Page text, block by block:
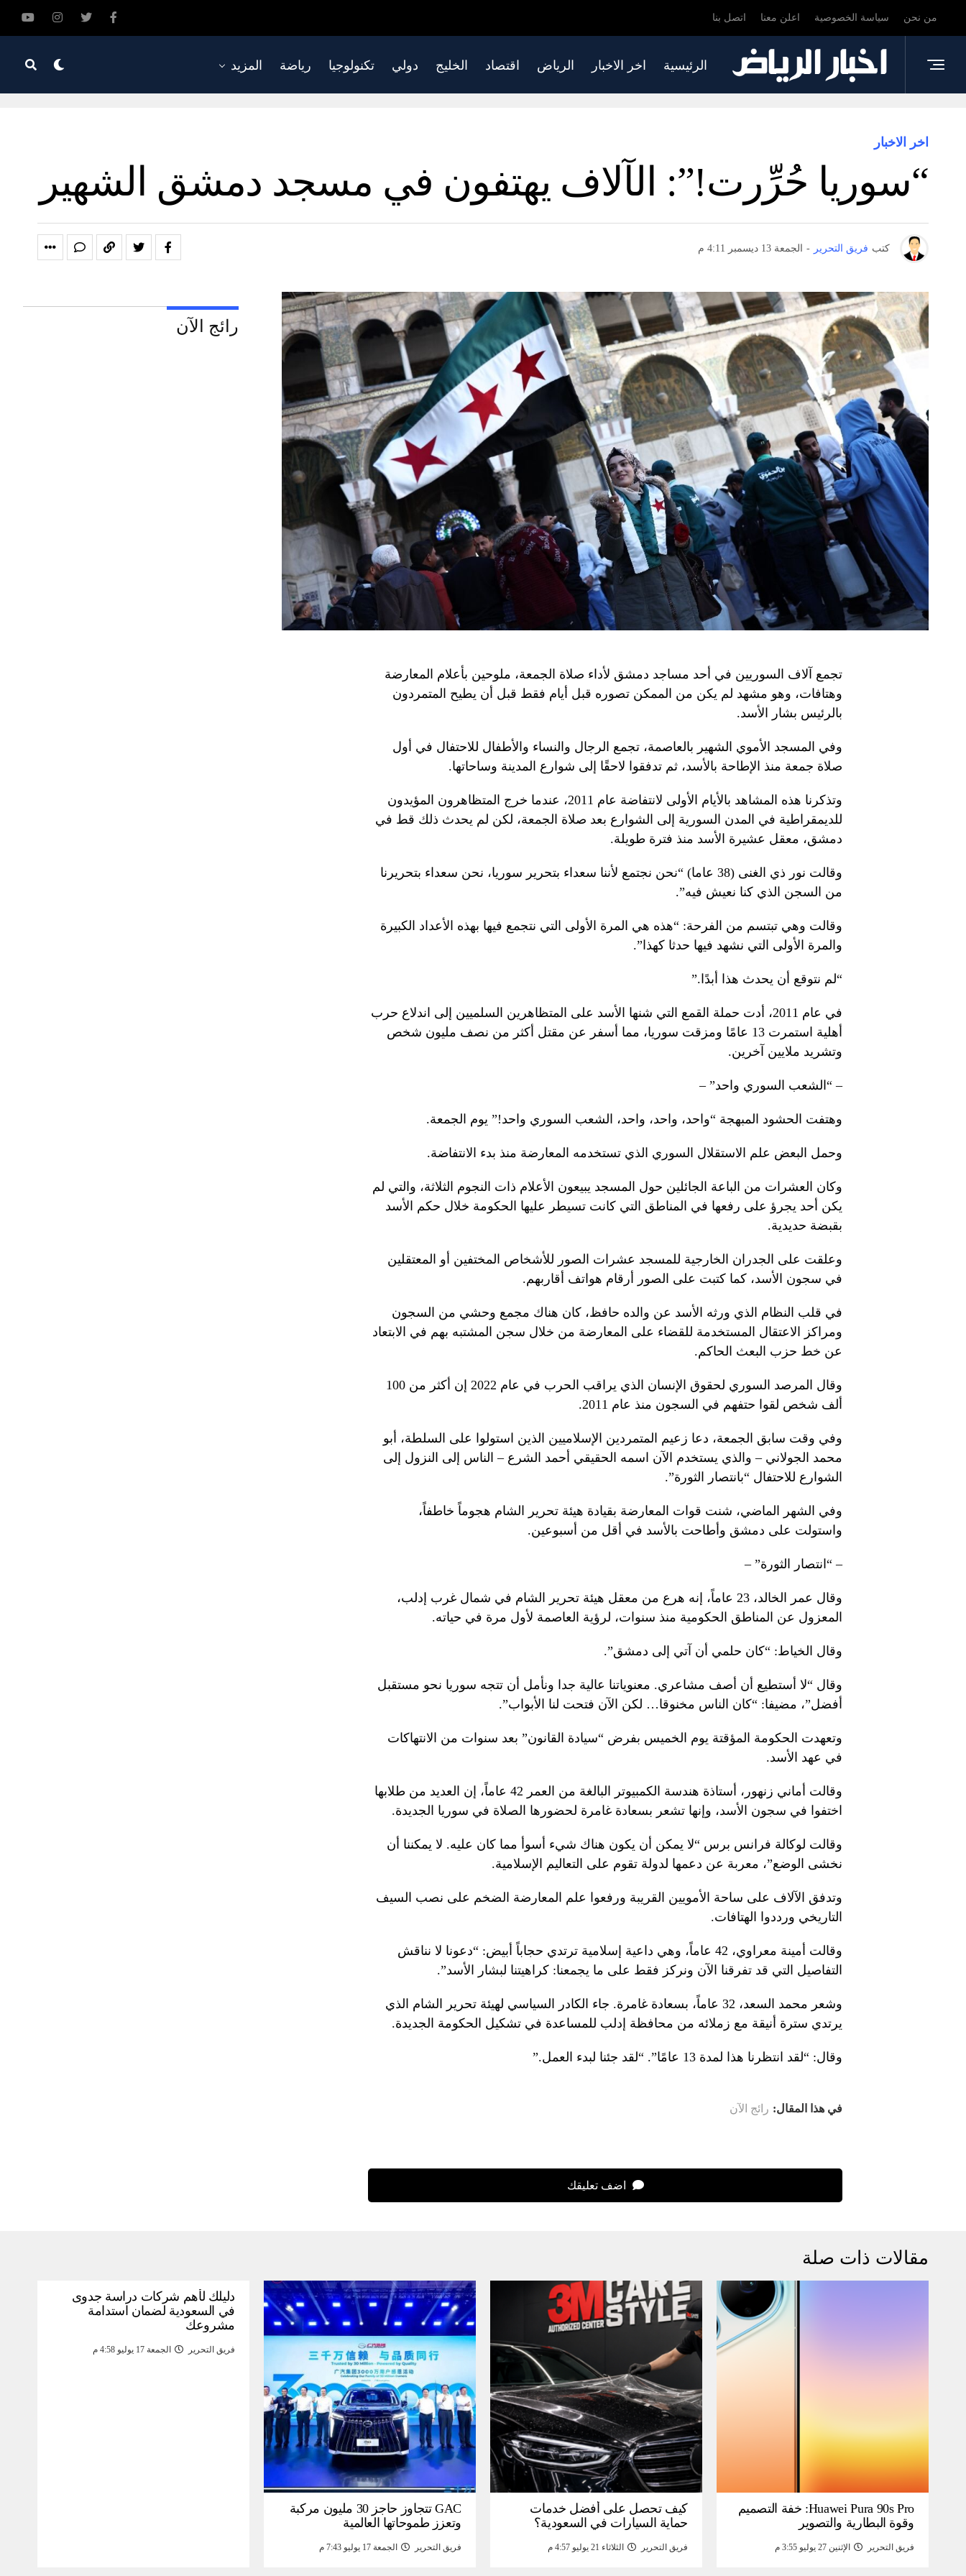
من نحن سياسة الخصوصية اعلن معنا اتصل بنا
الرئيسية اخر الاخبار الرياض اقتصاد الخليج دولي تكنولوجيا رياضة المزيد
اخر الاخبار
“سوريا حُرِّرت!”: الآلاف يهتفون في مسجد دمشق الشهير
كتب فريق التحرير - الجمعة 13 ديسمبر 4:11 م
تجمع آلاف السوريين في أحد مساجد دمشق لأداء صلاة الجمعة، ملوحين بأعلام المعارضة
وهتافات، وهو مشهد لم يكن من الممكن تصوره قبل أيام فقط قبل أن يطيح المتمردون
بالرئيس بشار الأسد.
وفي المسجد الأموي الشهير بالعاصمة، تجمع الرجال والنساء والأطفال للاحتفال في أول
صلاة جمعة منذ الإطاحة بالأسد، ثم تدفقوا لاحقًا إلى شوارع المدينة وساحاتها.
وتذكرنا هذه المشاهد بالأيام الأولى لانتفاضة عام 2011، عندما خرج المتظاهرون المؤيدون
للديمقراطية في المدن السورية إلى الشوارع بعد صلاة الجمعة، لكن لم يحدث ذلك قط في
دمشق، معقل عشيرة الأسد منذ فترة طويلة.
وقالت نور ذي الغنى (38 عاما) “نحن نجتمع لأننا سعداء بتحرير سوريا، نحن سعداء بتحريرنا
من السجن الذي كنا نعيش فيه”.
وقالت وهي تبتسم من الفرحة: “هذه هي المرة الأولى التي نتجمع فيها بهذه الأعداد الكبيرة
والمرة الأولى التي نشهد فيها حدثا كهذا”.
“لم نتوقع أن يحدث هذا أبدًا.”
في عام 2011، أدت حملة القمع التي شنها الأسد على المتظاهرين السلميين إلى اندلاع حرب
أهلية استمرت 13 عامًا ومزقت سوريا، مما أسفر عن مقتل أكثر من نصف مليون شخص
وتشريد ملايين آخرين.
– “الشعب السوري واحد” –
وهتفت الحشود المبهجة “واحد، واحد، واحد، الشعب السوري واحد!” يوم الجمعة.
وحمل البعض علم الاستقلال السوري الذي تستخدمه المعارضة منذ بدء الانتفاضة.
وكان العشرات من الباعة الجائلين حول المسجد يبيعون الأعلام ذات النجوم الثلاثة، والتي لم
يكن أحد يجرؤ على رفعها في المناطق التي كانت تسيطر عليها الحكومة خلال حكم الأسد
بقبضة حديدية.
وعلقت على الجدران الخارجية للمسجد عشرات الصور للأشخاص المختفين أو المعتقلين
في سجون الأسد، كما كتبت على الصور أرقام هواتف أقاربهم.
في قلب النظام الذي ورثه الأسد عن والده حافظ، كان هناك مجمع وحشي من السجون
ومراكز الاعتقال المستخدمة للقضاء على المعارضة من خلال سجن المشتبه بهم في الابتعاد
عن خط حزب البعث الحاكم.
وقال المرصد السوري لحقوق الإنسان الذي يراقب الحرب في عام 2022 إن أكثر من 100
ألف شخص لقوا حتفهم في السجون منذ عام 2011.
وفي وقت سابق الجمعة، دعا زعيم المتمردين الإسلاميين الذين استولوا على السلطة، أبو
محمد الجولاني – والذي يستخدم الآن اسمه الحقيقي أحمد الشرع – الناس إلى النزول إلى
الشوارع للاحتفال “بانتصار الثورة”.
وفي الشهر الماضي، شنت قوات المعارضة بقيادة هيئة تحرير الشام هجوماً خاطفاً،
واستولت على دمشق وأطاحت بالأسد في أقل من أسبوعين.
– “انتصار الثورة” –
وقال عمر الخالد، 23 عاماً، إنه هرع من معقل هيئة تحرير الشام في شمال غرب إدلب،
المعزول عن المناطق الحكومية منذ سنوات، لرؤية العاصمة لأول مرة في حياته.
وقال الخياط: “كان حلمي أن آتي إلى دمشق”.
وقال “لا أستطيع أن أصف مشاعري. معنوياتنا عالية جدا ونأمل أن تتجه سوريا نحو مستقبل
أفضل”، مضيفا: “كان الناس مخنوقا… لكن الآن فتحت لنا الأبواب”.
وتعهدت الحكومة المؤقتة يوم الخميس بفرض “سيادة القانون” بعد سنوات من الانتهاكات
في عهد الأسد.
وقالت أماني زنهور، أستاذة هندسة الكمبيوتر البالغة من العمر 42 عاماً، إن العديد من طلابها
اختفوا في سجون الأسد، وإنها تشعر بسعادة غامرة لحضورها الصلاة في سوريا الجديدة.
وقالت لوكالة فرانس برس “لا يمكن أن يكون هناك شيء أسوأ مما كان عليه. لا يمكننا أن
نخشى الوضع”، معربة عن دعمها لدولة تقوم على التعاليم الإسلامية.
وتدفق الآلاف على ساحة الأمويين القريبة ورفعوا علم المعارضة الضخم على نصب السيف
التاريخي ورددوا الهتافات.
وقالت أمينة معراوي، 42 عاماً، وهي داعية إسلامية ترتدي حجاباً أبيض: “دعونا لا نناقش
التفاصيل التي قد تفرقنا الآن ونركز فقط على ما يجمعنا: كراهيتنا لبشار الأسد”.
وشعر محمد السعد، 32 عاماً، بسعادة غامرة. جاء الكادر السياسي لهيئة تحرير الشام الذي
يرتدي سترة أنيقة مع زملائه من محافظة إدلب للمساعدة في تشكيل الحكومة الجديدة.
وقال: “لقد انتظرنا هذا لمدة 13 عامًا”. “لقد جئنا لبدء العمل.”
في هذا المقال: رائج الآن
اضف تعليقك
رائج الآن
مقالات ذات صلة
Huawei Pura 90s Pro: خفة التصميم
وقوة البطارية والتصوير
فريق التحرير الإثنين 27 يوليو 3:55 م
كيف تحصل على أفضل خدمات
حماية السيارات في السعودية؟
فريق التحرير الثلاثاء 21 يوليو 4:57 م
GAC تتجاوز حاجز 30 مليون مركبة
وتعزز طموحاتها العالمية
فريق التحرير الجمعة 17 يوليو 7:43 م
دليلك لأهم شركات دراسة جدوى
في السعودية لضمان استدامة
مشروعك
فريق التحرير الجمعة 17 يوليو 4:58 م